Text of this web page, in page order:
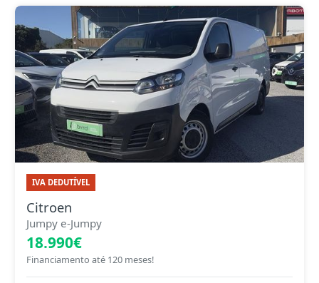
IVA DEDUTÍVEL
Citroen
Jumpy e-Jumpy
18.990€
Financiamento até 120 meses!